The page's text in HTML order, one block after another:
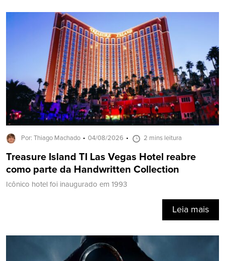
Por: Thiago Machado 04/08/2026 2 mins leitura
Treasure Island TI Las Vegas Hotel reabre
como parte da Handwritten Collection
Icônico hotel foi inaugurado em 1993
Leia mais